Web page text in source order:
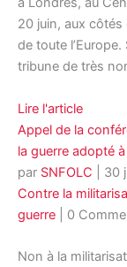
20 juin, aux
de toute
tribune de très
Lire l'article
Appel de la
la guerre adopté
par SNFOLC 30
Contre la
guerre | 0
Non à la